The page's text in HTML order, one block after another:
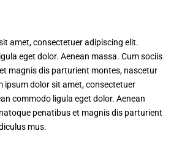
amet, consectetuer adipiscing elit.
eget dolor. Aenean massa. Cum sociis
magnis dis parturient montes, nascetur
ipsum dolor sit amet, consectetuer
commodo ligula eget dolor. Aenean
penatibus et magnis dis parturient
mus.